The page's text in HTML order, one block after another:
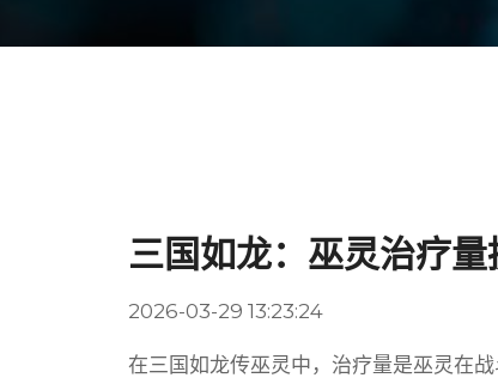
三国如龙：巫灵治疗
2026-03-29 13:23:24
在三国如龙传巫灵中，治疗量是巫灵在